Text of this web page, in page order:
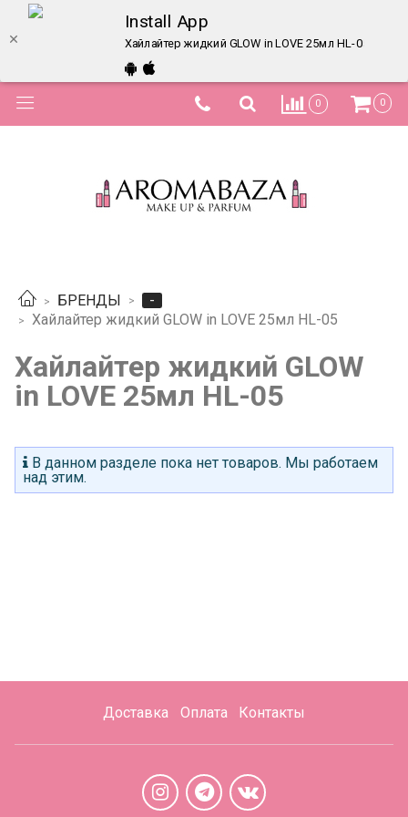
Install App
Хайлайтер жидкий GLOW in LOVE 25мл HL-05 –
0 0
БРЕНДЫ
-
Хайлайтер жидкий GLOW in LOVE 25мл HL-05
Хайлайтер жидкий GLOW
in LOVE 25мл HL-05
В данном разделе пока нет товаров. Мы работаем
над этим.
Доставка Оплата Контакты